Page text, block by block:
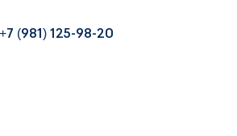
+7 (981) 125-98-20